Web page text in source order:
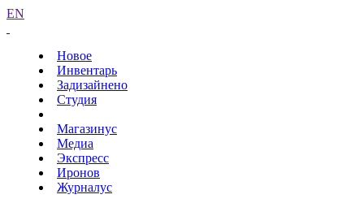
EN
Новое
Инвентарь
Задизайнено
Студия
Магазинус
Медиа
Экспресс
Иронов
Журналус